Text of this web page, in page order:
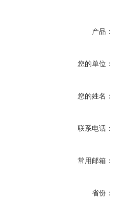
产品：
您的单位：
您的姓名：
联系电话：
常用邮箱：
省份：